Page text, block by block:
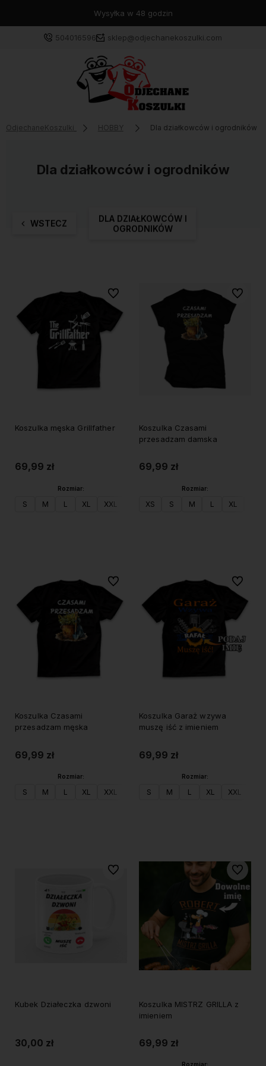
Wysyłka w 48 godzin
504016596 sklep@odjechanekoszulki.com
OdjechaneKoszulki HOBBY Dla działkowców i ogrodników
Dla działkowców i ogrodników
WSTECZ
DLA DZIAŁKOWCÓW I
OGRODNIKÓW
Koszulka męska Grillfather
69,99 zł
Rozmiar:
S M L XL XXL
Do ulubionych
Koszulka Czasami
przesadzam damska
69,99 zł
Rozmiar:
XS S M L XL
Do
Koszulka Czasami
przesadzam męska
69,99 zł
Rozmiar:
S M L XL XXL
Do ulubionych
Koszulka Garaż wzywa
muszę iść z imieniem
69,99 zł
Rozmiar:
S M L XL XXL
Do
Kubek Działeczka dzwoni
30,00 zł
Do ulubionych
Koszulka MISTRZ GRILLA z
imieniem
69,99 zł
Rozmiar:
Do